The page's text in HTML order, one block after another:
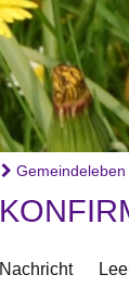
Nachricht